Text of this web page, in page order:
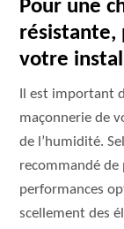
Pour une
résistante,
votre
Il est important
maçonnerie de
de l’humidité.
recommandé de
performances
scellement des